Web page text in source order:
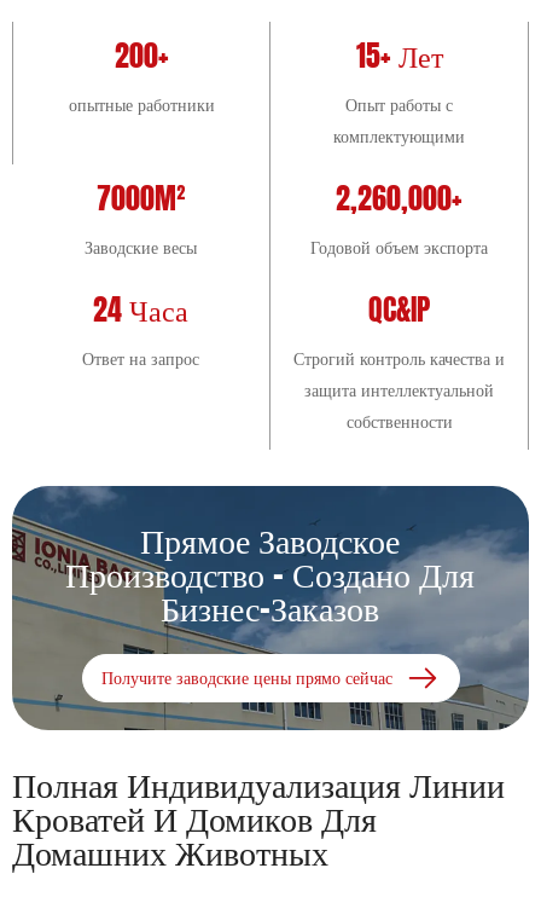
200+
опытные работники
15+ Лет
Опыт работы с
комплектующими
7000M²
Заводские весы
2,260,000+
Годовой объем экспорта
24 Часа
Ответ на запрос
QC&IP
Строгий контроль качества и
защита интеллектуальной
собственности
Прямое Заводское
Производство - Создано Для
Бизнес-Заказов
Получите заводские цены прямо сейчас
Полная Индивидуализация Линии
Кроватей И Домиков Для
Домашних Животных